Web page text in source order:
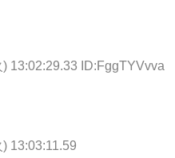
13:02:29.33 ID:FggTYVvva
13:03:11.59